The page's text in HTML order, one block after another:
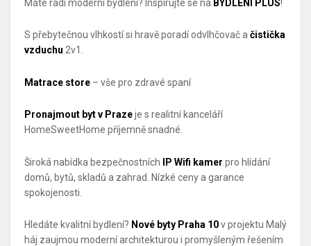
Máte rádi moderní bydlení? Inspirujte se na BYDLENÍ PLUS!
S přebytečnou vlhkostí si hravě poradí odvlhčovač a čistička
vzduchu 2v1.
Matrace store – vše pro zdravé spaní
Pronajmout byt v Prazeje s realitní kanceláří
HomeSweetHome příjemně snadné.
Široká nabídka bezpečnostních IP Wifi kamer pro hlídání
domů, bytů, skladů a zahrad. Nízké ceny a garance
spokojenosti.
Hledáte kvalitní bydlení? Nové byty Praha 10v projektu Malý
háj zaujmou moderní architekturou i promyšleným řešením